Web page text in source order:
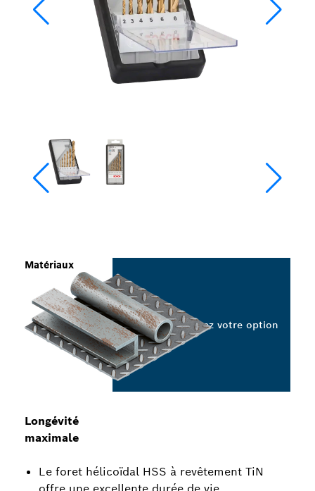
Longévité
maximale
Le foret hélicoïdal HSS à revêtement TiN
Matériaux
Sélectionnez votre option